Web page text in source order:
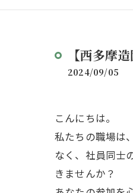
【西多摩
2024/09/05
こんにちは。
私たちの職場は
なく、社員同士
きませんか？